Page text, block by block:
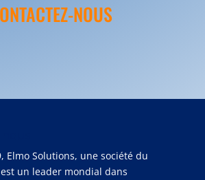
NOUS
Elmo Solutions, une société du
un leader mondial dans